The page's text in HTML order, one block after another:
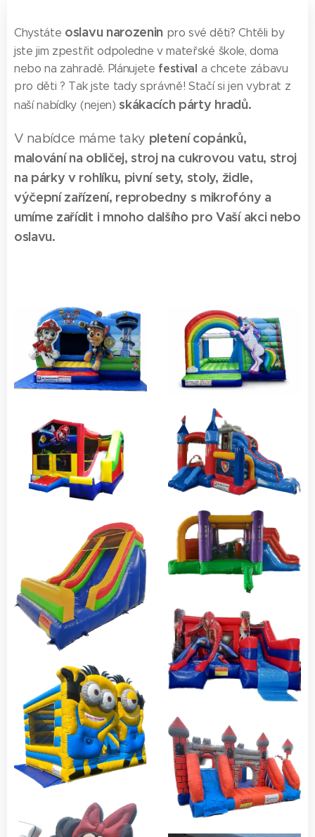
Chystáte oslavu narozenin pro své děti? Chtěli by
jste jim zpestřit odpoledne v mateřské škole, doma
nebo na zahradě. Plánujete festival a chcete zábavu
pro děti ? Tak jste tady správně! Stačí si jen vybrat z
naší nabídky (nejen)skákacích párty hradů.
V nabídce máme taky pletení copánků,
malování na obličej, stroj na cukrovou vatu, stroj
na párky v rohlíku, pivní sety, stoly, židle,
výčepní zařízení, reprobedny s mikrofóny a
umíme zařídit i mnoho dalšího pro Vaší akci nebo
oslavu.